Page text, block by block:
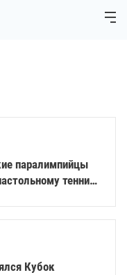
паралимпийцы
теннису
Кубок